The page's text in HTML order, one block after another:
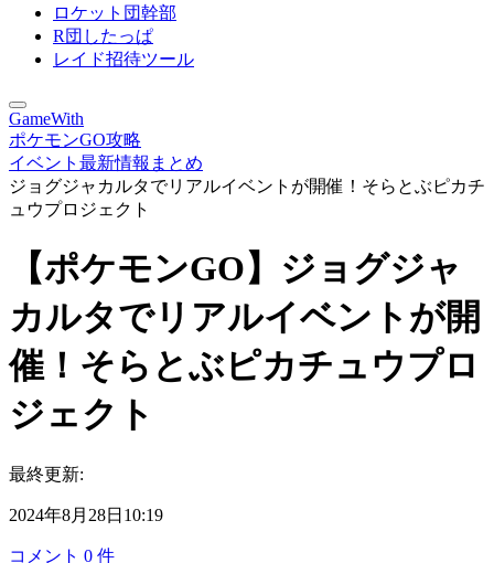
ロケット団幹部
R団したっぱ
レイド招待ツール
GameWith
ポケモンGO攻略
イベント最新情報まとめ
ジョグジャカルタでリアルイベントが開催！そらとぶピカチ
ュウプロジェクト
【ポケモンGO】ジョグジャ
カルタでリアルイベントが開
催！そらとぶピカチュウプロ
ジェクト
最終更新:
2024年8月28日10:19
コメント 0 件